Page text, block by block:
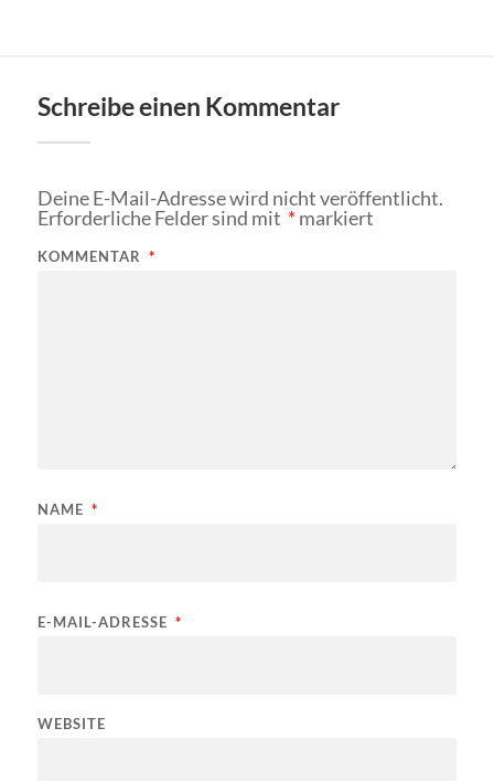
Schreibe einen Kommentar
Deine E-Mail-Adresse wird nicht veröffentlicht.
Erforderliche Felder sind mit *markiert
KOMMENTAR *
NAME *
E-MAIL-ADRESSE *
WEBSITE